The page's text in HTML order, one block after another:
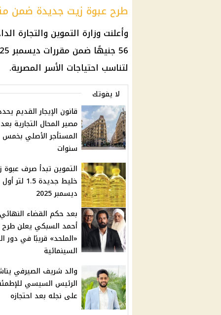
طرح عبوة زيت جديدة ضمن
لتناسب احتياجات الأسر المصرية.
لا يفوتك
قانون الإيجار القديم
مصير المحال التجارية
المستأجر الأصلي بخمس
سنوات
التموين تبدأ صرف عبوة
خليط جديدة 1.5 لتر أول
ديسمبر 2025
بعد حكم القضاء
أحمد السبكي يعلن طرح
«الملحد» قريبًا في دور
السينمائية
والد شريف الصيرفي
الرئيس السيسي
على نجله بعد احتجازه